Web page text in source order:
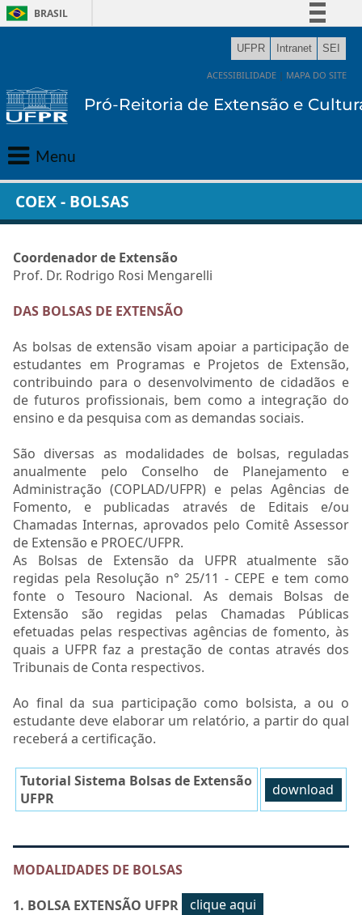
BRASIL
Simplifique!
Comunica BR
Acesso à informação
UFPR Intranet SEI
ACESSIBILIDADE | MAPA DO SITE
Menu
Principal
Extensão
Cultura
Editora
MAE
AGENDA
COEX - BOLSAS
Coordenador de Extensão
Prof. Dr. Rodrigo Rosi Mengarelli
DAS BOLSAS DE EXTENSÃO
As bolsas de extensão visam apoiar a participação de
estudantes em Programas e Projetos de Extensão,
contribuindo para o desenvolvimento de cidadãos e
de futuros profissionais, bem como a integração do
ensino e da pesquisa com as demandas sociais.
São diversas as modalidades de bolsas, reguladas
anualmente pelo Conselho de Planejamento e
Administração (COPLAD/UFPR) e pelas Agências de
Fomento, e publicadas através de Editais e/ou
Chamadas Internas, aprovados pelo Comitê Assessor
de Extensão e PROEC/UFPR.
As Bolsas de Extensão da UFPR atualmente são
regidas pela Resolução n° 25/11 - CEPE e tem como
fonte o Tesouro Nacional. As demais Bolsas de
Extensão são regidas pelas Chamadas Públicas
efetuadas pelas respectivas agências de fomento, às
quais a UFPR faz a prestação de contas através dos
Tribunais de Conta respectivos.
Ao final da sua participação como bolsista, a ou o
estudante deve elaborar um relatório, a partir do qual
receberá a certificação.
Tutorial Sistema Bolsas de Extensão
UFPR
download
MODALIDADES DE BOLSAS
1. BOLSA EXTENSÃO UFPR
clique aqui